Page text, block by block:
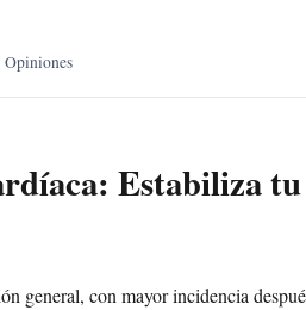
Opiniones
Estabiliza
general, con mayor incidencia